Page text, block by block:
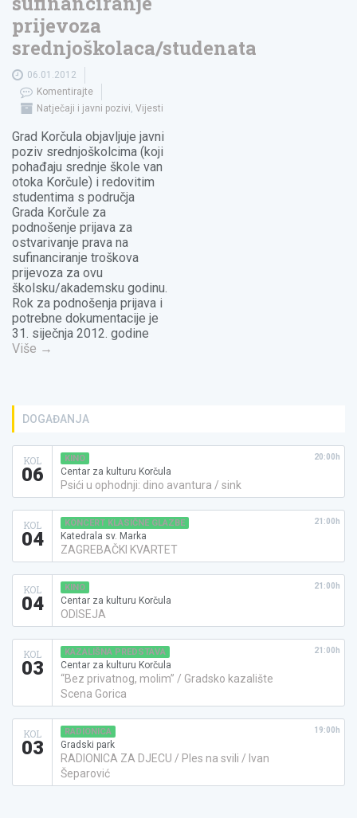
prijevoza
srednjoškolaca/studenata
06.01.2012
Komentirajte
Natječaji i javni pozivi Vijesti
Grad Korčula objavljuje javni
poziv srednjoškolcima (koji
pohađaju srednje škole van
otoka Korčule) i redovitim
studentima s područja
Grada Korčule za
podnošenje prijava za
ostvarivanje prava na
sufinanciranje troškova
prijevoza za ovu
školsku/akademsku godinu.
Rok za podnošenja prijava i
potrebne dokumentacije je
31. siječnja 2012. godine
Više →
DOGAĐANJA
KOL
06
KINO
Centar za kulturu Korčula
Psići u ophodnji: dino avantura / sink
20:00h
KOL
04
KONCERT KLASIČNE GLAZBE
Katedrala sv. Marka
ZAGREBAČKI KVARTET
21:00h
KOL
04
KINO
Centar za kulturu Korčula
ODISEJA
21:00h
KOL
03
KAZALIŠNA PREDSTAVA
Centar za kulturu Korčula
“Bez privatnog, molim” / Gradsko kazalište
Scena Gorica
21:00h
KOL
03
RADIONICA
Gradski park
RADIONICA ZA DJECU / Ples na svili / Ivan
Šeparović
19:00h